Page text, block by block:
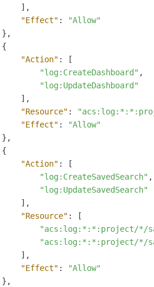
] ,
"Effect" :
"Allow"
} ,
{
"Action" :
[
"log:CreateDashboard" ,
"log:UpdateDashboard"
] ,
"Resource" :
"Effect" :
"Allow"
} ,
{
"Action" :
[
"log:CreateSavedSearch" ,
"log:UpdateSavedSearch"
] ,
"Resource" :
[
"acs:log:*:*:project/*/
"acs:log:*:*:project/*/
] ,
"Effect" :
"Allow"
} ,